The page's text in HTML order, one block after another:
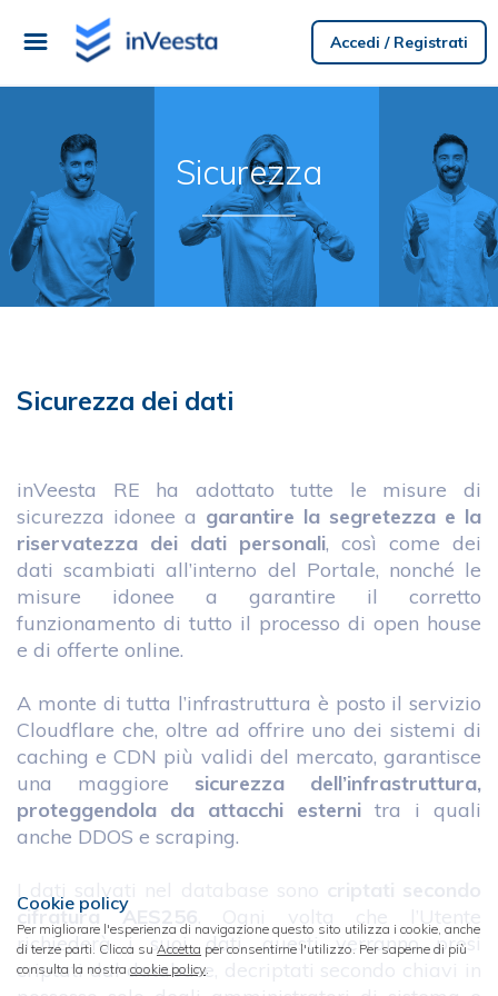
Cookie policy
Per migliorare l'esperienza di navigazione questo sito utilizza i cookie, anche
di terze parti. Clicca su Accetta per consentirne l'utilizzo. Per saperne di più
consulta la nostra cookie policy.
Accedi / Registrati
Sicurezza
Sicurezza dei dati
inVeesta RE ha adottato tutte le misure di
sicurezza idonee a garantire la segretezza e la
riservatezza dei dati personali, così come dei
dati scambiati all’interno del Portale, nonché le
misure idonee a garantire il corretto
funzionamento di tutto il processo di open house
e di offerte online.
A monte di tutta l’infrastruttura è posto il servizio
Cloudflare che, oltre ad offrire uno dei sistemi di
caching e CDN più validi del mercato, garantisce
una maggiore sicurezza dell’infrastruttura,
proteggendola da attacchi esterni tra i quali
anche DDOS e scraping.
cifratura AES256
richiederà i suoi dati, questi verranno presi
criptati dal database, decriptati secondo chiavi in